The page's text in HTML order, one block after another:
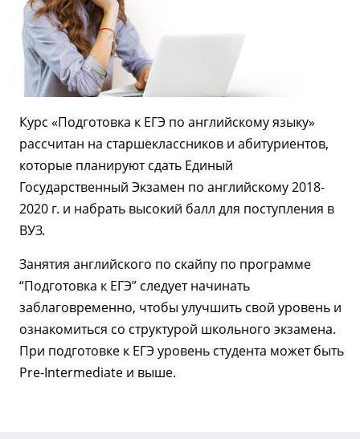
Курс «Подготовка к ЕГЭ по английскому языку»
рассчитан на старшеклассников и абитуриентов,
которые планируют сдать Единый
Государственный Экзамен по английскому 2018-
2020 г. и набрать высокий балл для поступления в
ВУЗ.
Занятия английского по скайпу по программе
“Подготовка к ЕГЭ” следует начинать
заблаговременно, чтобы улучшить свой уровень и
ознакомиться со структурой школьного экзамена.
При подготовке к ЕГЭ уровень студента может быть
Pre-Intermediate и выше.